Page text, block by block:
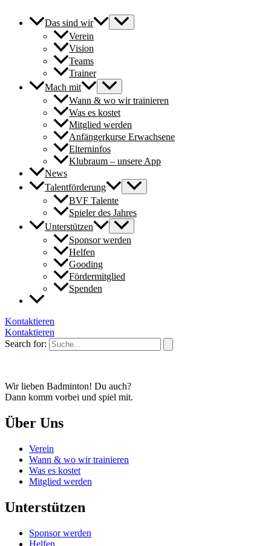
Das sind wir
Verein
Vision
Teams
Trainer
Mach mit
Wann & wo wir trainieren
Was es kostet
Mitglied werden
Anfängerkurse Erwachsene
Elterninfos
Klubraum – unsere App
News
Talentförderung
BVF Talente
Spieler des Jahres
Unterstützen
Sponsor werden
Helfen
Gooding
Fördermitglied
Spenden
Kontaktieren
Kontaktieren
Search for:
Wir lieben Badminton! Du auch?
Dann komm vorbei und spiel mit.
Über Uns
Verein
Wann & wo wir trainieren
Was es kostet
Mitglied werden
Unterstützen
Sponsor werden
Helfen